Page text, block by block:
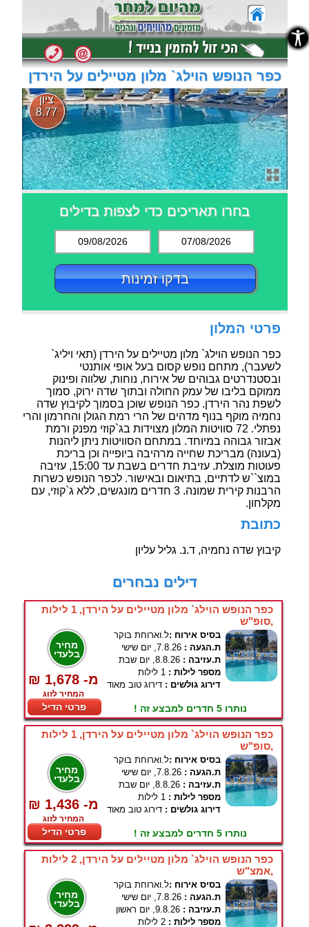
כפר הנופש הוילג` מלון מטיילים על הירדן
ציון
8.77
בחרו תאריכים כדי לצפות בדילים
09/08/2026 07/08/2026
בדקו זמינות
פרטי המלון
כפר הנופש הוילג` מלון מטיילים על הירדן (תאי ויליג`
לשעבר), מתחם נופש קסום בעל אופי אותנטי
ובסטנדרטים גבוהים של אירוח, נוחות, שלווה ופינוק
ממוקם בליבו של עמק החולה ובתוך שדה ירוק, סמוך
לשפת נהר הירדן. כפר הנופש שוכן בסמוך לקיבוץ שדה
נחמיה מוקף בנוף מדהים של הרי רמת הגולן והחרמון והרי
נפתלי. 72 סוויטות המלון מצוידות בג`קוזי מפנק ורמת
אבזור גבוהה במיוחד. במתחם הסוויטות ניתן ליהנות
(בעונה) מבריכת שחייה מרהיבה ביופייה וכן בריכת
פעוטות מוצלת. עזיבת חדרים בשבת עד 15:00, עזיבה
במוצ``ש לדתיים, בתיאום ובאישור. לכפר הנופש כשרות
הרבנות קירית שמונה. 3 חדרים מונגשים, ללא ג`קוזי, עם
מקלחון.
כתובת
קיבוץ שדה נחמיה, ד.נ. גליל עליון
דילים נבחרים
כפר הנופש הוילג` מלון מטיילים על הירדן, 1 לילות
,סופ"ש
מחיר
בלעדי
₪ 1,678 -מ
המחיר לזוג
פרטי הדיל
בסיס אירוח :ל.וארוחת בוקר
ת.הגעה : 7.8.26, יום שישי
ת.עזיבה : 8.8.26, יום שבת
מספר לילות : 1 לילות
דירוג גולשים : דירוג טוב מאוד
נותרו 5 חדרים למבצע זה !
כפר הנופש הוילג` מלון מטיילים על הירדן, 1 לילות
,סופ"ש
מחיר
בלעדי
₪ 1,436 -מ
המחיר לזוג
פרטי הדיל
בסיס אירוח :ל.וארוחת בוקר
ת.הגעה : 7.8.26, יום שישי
ת.עזיבה : 8.8.26, יום שבת
מספר לילות : 1 לילות
דירוג גולשים : דירוג טוב מאוד
נותרו 5 חדרים למבצע זה !
כפר הנופש הוילג` מלון מטיילים על הירדן, 2 לילות
,אמצ"ש
מחיר
בלעדי
בסיס אירוח :ל.וארוחת בוקר
ת.הגעה : 7.8.26, יום שישי
ת.עזיבה : 9.8.26, יום ראשון
מספר לילות : 2 לילות
נגישות
נגישות